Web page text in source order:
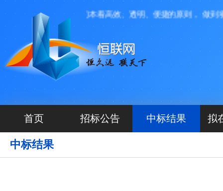
资运营管理，我们本着高效、透明、便捷的原则， 做到项目
首页 招标公告 中标结果 拟
中标结果